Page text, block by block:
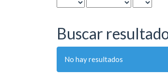
Buscar
No hay resultados